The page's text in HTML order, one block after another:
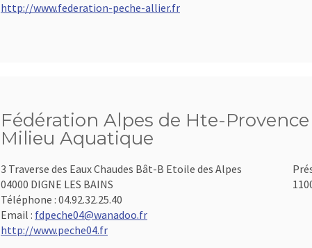
http://www.federation-peche-allier.fr
Fédération Alpes de Hte-
Milieu Aquatique
3 Traverse des Eaux Chaudes Bât-B Etoile des Alpes
04000 DIGNE LES BAINS
Téléphone : 04.92.32.25.40
Email : fdpeche04@wanadoo.fr
http://www.peche04.fr